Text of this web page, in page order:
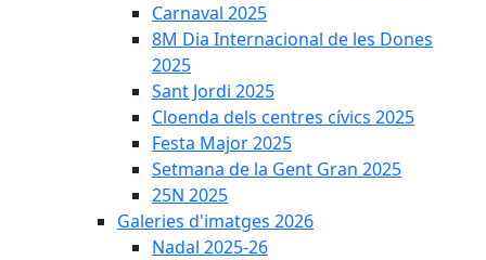
Carnaval 2025
8M Dia Internacional de les Dones
2025
Sant Jordi 2025
Cloenda dels centres cívics 2025
Festa Major 2025
Setmana de la Gent Gran 2025
25N 2025
Galeries d'imatges 2026
Nadal 2025-26